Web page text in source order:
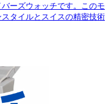
ーズウォッチです。このモ
タイルとスイスの精密技術